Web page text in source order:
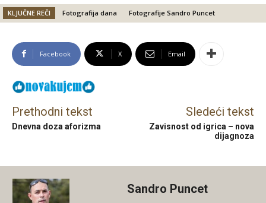
KLJUČNE REČI Fotografija dana Fotografije Sandro Puncet
Facebook X Email
Prethodni tekst
Dnevna doza aforizma
Sledeći tekst
Zavisnost od igrica – nova
dijagnoza
Sandro Puncet